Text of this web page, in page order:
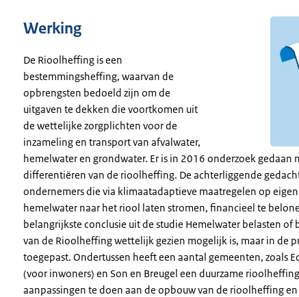
Werking
De Rioolheffing is een
bestemmingsheffing, waarvan de
opbrengsten bedoeld zijn om de
uitgaven te dekken die voortkomen uit
de wettelijke zorgplichten voor de
inzameling en transport van afvalwater,
hemelwater en grondwater. Er is in 2016 onderzoek
differentiëren van de rioolheffing. De achterliggende
ondernemers die via klimaatadaptieve maatregelen op
hemelwater naar het riool laten stromen, financieel te
belangrijkste conclusie uit de studie Hemelwater belasten
van de Rioolheffing wettelijk gezien mogelijk is, maar in de
toegepast. Ondertussen heeft een aantal gemeenten, zoals
(voor inwoners) en Son en Breugel een duurzame
aanpassingen te doen aan de opbouw van de rioolheffing